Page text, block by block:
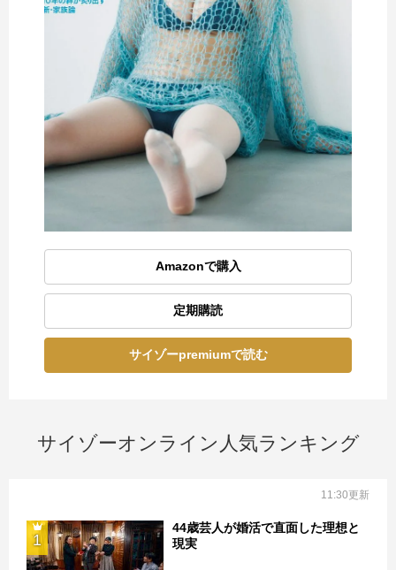
Amazonで購入
定期購読
サイゾーpremiumで読む
サイゾーオンライン人気ランキング
11:30更新
1
44歳芸人が婚活で直面した理想と
現実